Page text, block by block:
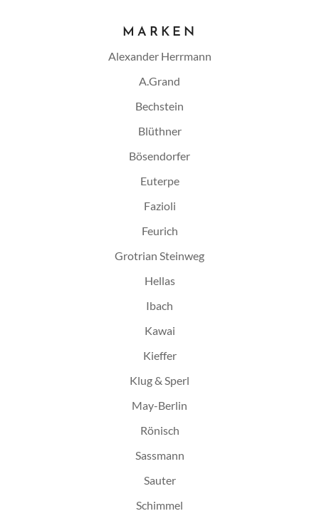
MARKEN
Alexander Herrmann
A.Grand
Bechstein
Blüthner
Bösendorfer
Euterpe
Fazioli
Feurich
Grotrian Steinweg
Hellas
Ibach
Kawai
Kieffer
Klug & Sperl
May-Berlin
Rönisch
Sassmann
Sauter
Schimmel